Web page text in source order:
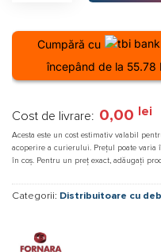
Cumpără cu
începând de la 55.78
Cost de livrare: 0,00 lei
Acesta este un cost estimativ valabil
acoperire a curierului. Prețul poate varia
în coș. Pentru un preț exact, adăugați
Categorii: Distribuitoare cu